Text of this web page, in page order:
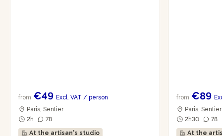
from €49 Excl. VAT / person
Paris, Sentier
2h
78
At the artisan's studio
from €89
Paris,
2h30
78
At the